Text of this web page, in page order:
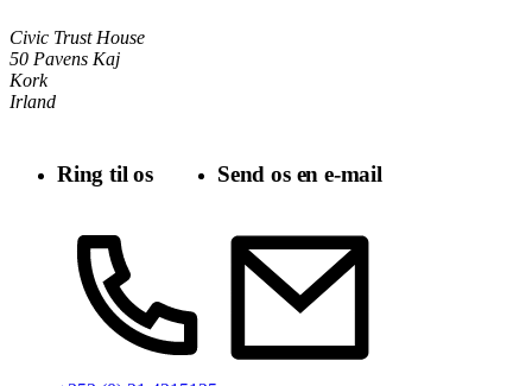
Civic Trust House
50 Pavens Kaj
Kork
Irland
Ring til os Send os en e-mail